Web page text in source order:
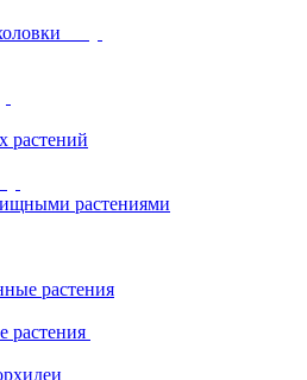
растений
растениями
растения
растения